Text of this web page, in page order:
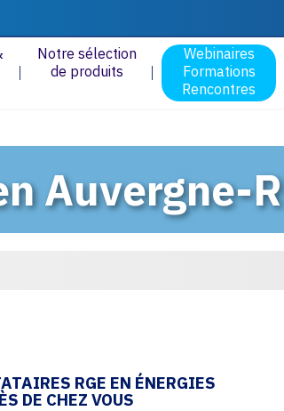
Notre sélection
de produits
Webinaires
Formations
Rencontres
Auvergne-
RGE EN ÉNERGIES
DE CHEZ VOUS